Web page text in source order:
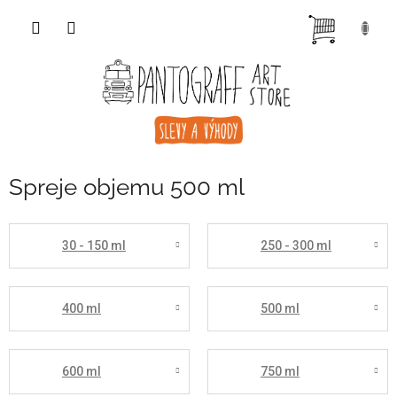
Spreje objemu 500 ml
30 - 150 ml 250 - 300 ml
400 ml 500 ml
600 ml 750 ml